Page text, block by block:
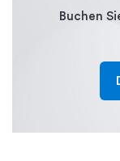
Buchen